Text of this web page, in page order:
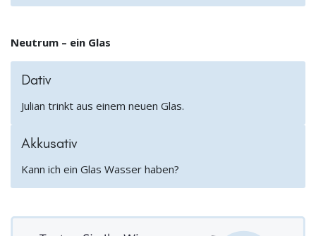
Neutrum – ein Glas
Dativ
Julian trinkt aus einem neuen Glas.
Akkusativ
Kann ich ein Glas Wasser haben?